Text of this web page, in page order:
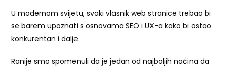
U modernom svijetu, svaki vlasnik web stranice trebao bi
se barem upoznati s osnovama SEO i UX-a kako bi ostao
konkurentan i dalje.
Ranije smo spomenuli da je jedan od najboljih načina da